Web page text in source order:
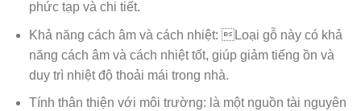
phức tạp và chi tiết.
Khả năng cách âm và cách nhiệt: Loại gỗ này có khả
năng cách âm và cách nhiệt tốt, giúp giảm tiếng ồn và
duy trì nhiệt độ thoải mái trong nhà.
Tính thân thiện với môi trường: là một nguồn tài nguyên